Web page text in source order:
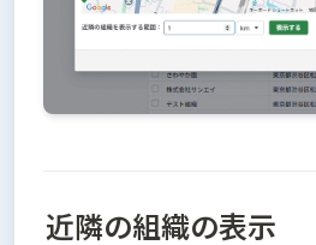
近隣の組織の表示